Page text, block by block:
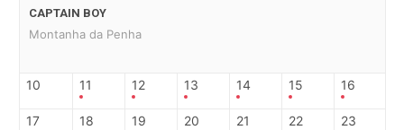
CAPTAIN BOY
Montanha da Penha
10 11 12 13 14 15 16
17 18 19 20 21 22 23